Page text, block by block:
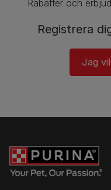
Rabatter och
Registrera
Jag